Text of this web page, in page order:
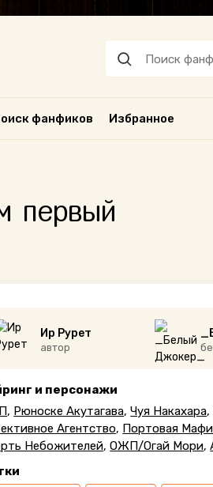
фанфиков Избранное
первый
Ир Рурет
автор
и персонажи
, Рюноске Акутагава,Чуя Накахара,
Агентство, Портовая
Небожителей,ОЖП/Огай Мори,